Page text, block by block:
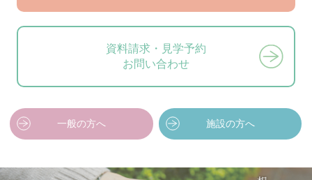
資料請求・見学予約
お問い合わせ
一般の方へ 施設の方へ